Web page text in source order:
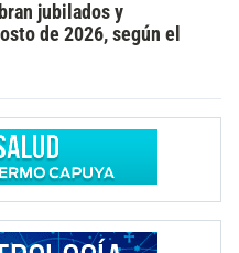
jubilados y
de 2026, según el